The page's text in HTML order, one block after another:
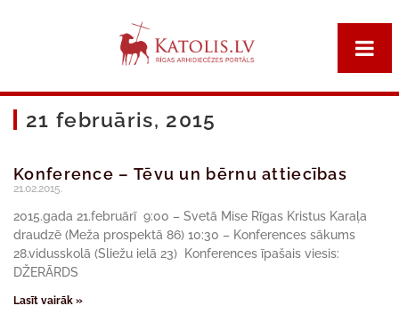
21 februāris, 2015
Konference – Tēvu un bērnu attiecības
21.02.2015.
2015.gada 21.februārī 9:00 – Svetā Mise Rīgas Kristus Karaļa
draudzē (Meža prospektā 86) 10:30 – Konferences sākums
28.vidusskolā (Sliežu ielā 23) Konferences īpašais viesis:
DŽERĀRDS
Lasīt vairāk »